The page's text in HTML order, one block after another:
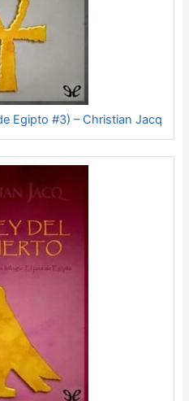
Egipto #3) – Christian Jacq